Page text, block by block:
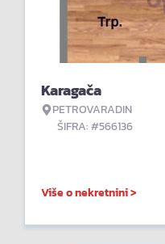
Karagača
PETROVARADIN
ŠIFRA: #566136
Više o nekretnini >